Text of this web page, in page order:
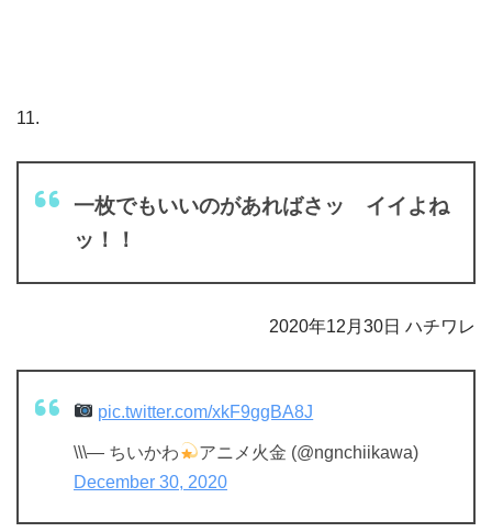
11.
一枚でもいいのがあればさッ イイよね
ッ！！
2020年12月30日 ハチワレ
pic.twitter.com/xkF9ggBA8J
\\\— ちいかわ
アニメ火金 (@ngnchiikawa)
December 30, 2020